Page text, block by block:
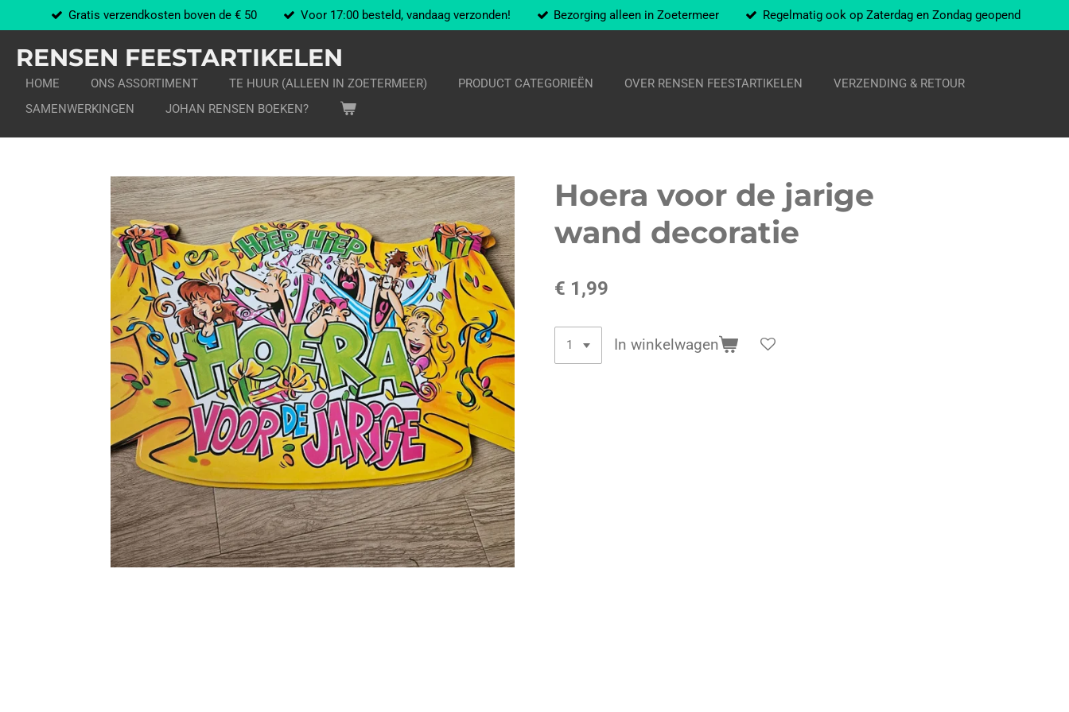
direct
naar
de
hoofdinhoud
Gratis verzendkosten boven de € 50 Voor 17:00 besteld, vandaag verzonden! Bezorging alleen in Zoetermeer Regelmatig ook op Zaterdag en Zondag geopend
RENSEN FEESTARTIKELEN
HOME ONS ASSORTIMENT TE HUUR (ALLEEN IN ZOETERMEER) PRODUCT CATEGORIEËN OVER RENSEN FEESTARTIKELEN
VERZENDING & RETOUR
SAMENWERKINGEN
JOHAN RENSEN BOEKEN?
Hoera voor de jarige
wand decoratie
€ 1,99
In winkelwagen